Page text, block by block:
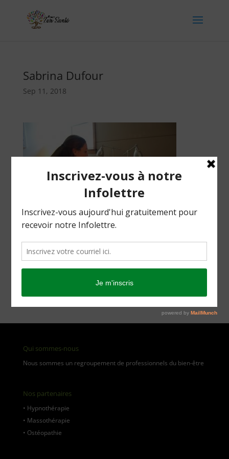
Sabrina Dufour
Sep 11, 2018
[aws_search_form]
Qui sommes-nous
Nous sommes un regroupement de professionnels du bien-être
Nos partenaires
• Hypnothérapie
• Massothérapie
• Ostéopathie